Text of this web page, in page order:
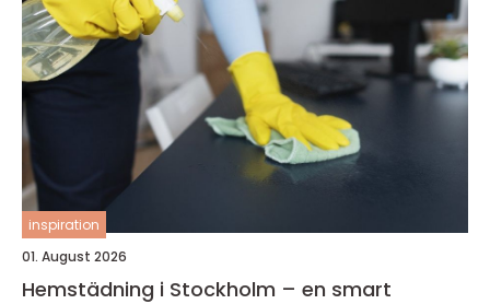
inspiration
01. August 2026
Hemstädning i Stockholm – en smart